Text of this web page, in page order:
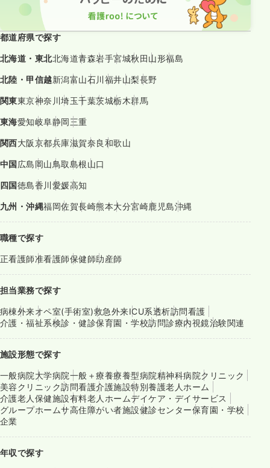
都道府県で探す
北海道・東北北海道青森岩手宮城秋田山形福島
北陸・甲信越新潟富山石川福井山梨長野
関東東京神奈川埼玉千葉茨城栃木群馬
東海愛知岐阜静岡三重
関西大阪京都兵庫滋賀奈良和歌山
中国広島岡山鳥取島根山口
四国徳島香川愛媛高知
九州・沖縄福岡佐賀長崎熊本大分宮崎鹿児島沖縄
職種で探す
正看護師准看護師保健師助産師
担当業務で探す
病棟外来オペ室(手術室)救急外来ICU系透析訪問看護
介護・福祉系検診・健診保育園・学校訪問診療内視鏡治験関連
施設形態で探す
一般病院大学病院一般＋療養療養型病院精神科病院クリニック
美容クリニック訪問看護介護施設特別養護老人ホーム
介護老人保健施設有料老人ホームデイケア・デイサービス
グループホームサ高住障がい者施設健診センター保育園・学校
企業
年収で探す